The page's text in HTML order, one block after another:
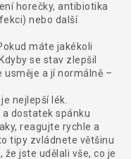
horečky, antibiotika
nebo další
máte jakékoli
se stav zlepšil
usměje a jí normálně –
nejlepší lék.
dostatek spánku
reagujte rychle a
tipy zvládnete většinu
jste udělali vše, co je